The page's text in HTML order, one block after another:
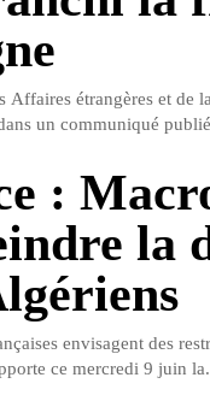
Affaires étrangères et de
un communiqué
:
la
envisagent des
ce mercredi 9 juin